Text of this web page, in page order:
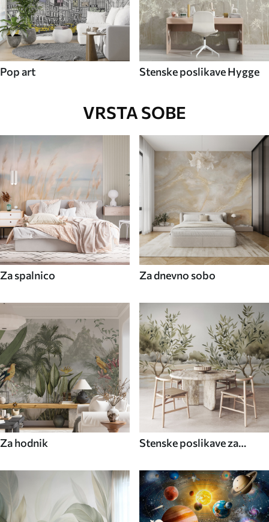
Pop art Stenske poslikave Hygge
VRSTA SOBE
Za spalnico Za dnevno sobo
Za hodnik
Stenske poslikave za